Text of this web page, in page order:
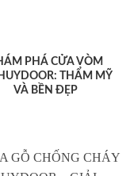
PHÁ CỬA VÒM
THẨM MỸ
VÀ BỀN ĐẸP